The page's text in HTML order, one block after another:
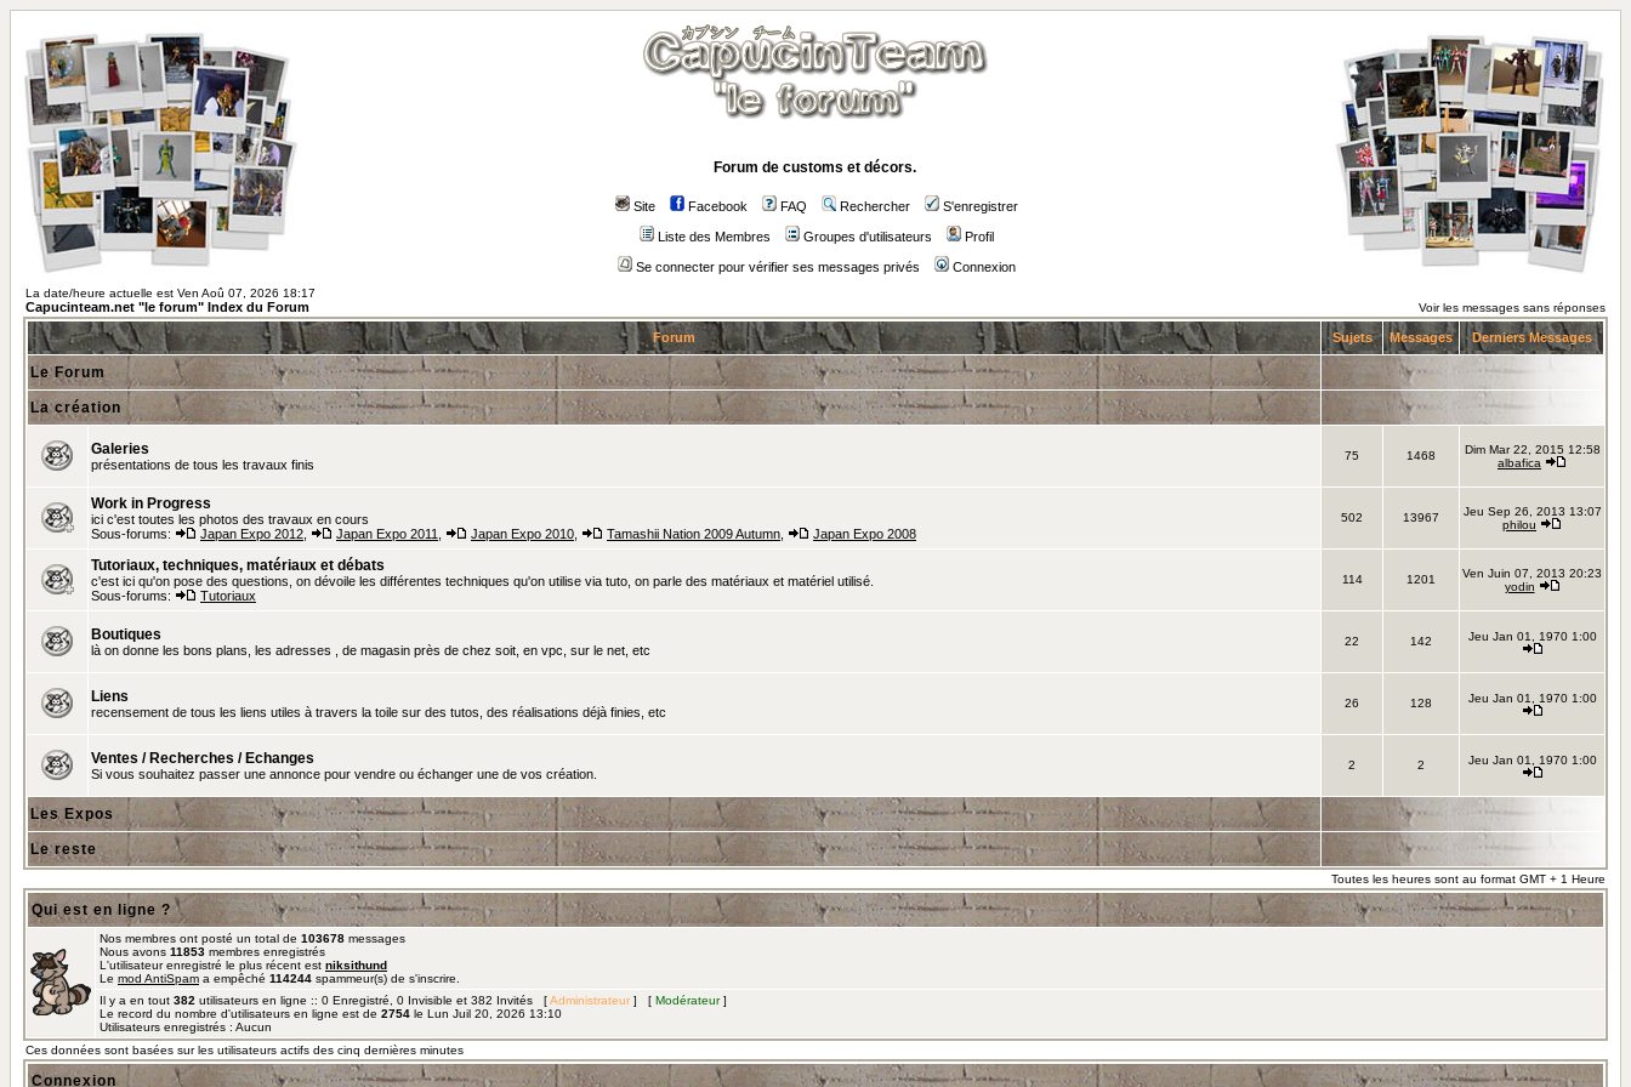
Forum de customs et décors.
Site Facebook FAQ Rechercher S'enregistrer
Liste des Membres Groupes d'utilisateurs Profil
Se connecter pour vérifier ses messages privés Connexion
La date/heure actuelle est Ven Aoû 07, 2026 18:17
Capucinteam.net "le forum" Index du Forum Voir les messages sans réponses
Forum Sujets Messages Derniers Messages
Le Forum
La création
Galeries
présentations de tous les travaux finis
75 1468
Dim Mar 22, 2015 12:58
albafica
Work in Progress
ici c'est toutes les photos des travaux en cours
Sous-forums:
Japan Expo 2012 Japan Expo 2011 Japan Expo 2010 Tamashii Nation 2009 Autumn Japan Expo 2008
502 13967
Jeu Sep 26, 2013 13:07
philou
Tutoriaux, techniques, matériaux et débats
c'est ici qu'on pose des questions, on dévoile les différentes techniques qu'on utilise via tuto, on parle des matériaux et matériel utilisé.
Sous-forums:
Tutoriaux
114 1201
Ven Juin 07, 2013 20:23
yodin
Boutiques
là on donne les bons plans, les adresses , de magasin près de chez soit, en vpc, sur le net, etc
22 142 Jeu Jan 01, 1970 1:00
Liens
recensement de tous les liens utiles à travers la toile sur des tutos, des réalisations déjà finies, etc
26 128 Jeu Jan 01, 1970 1:00
Ventes / Recherches / Echanges
Si vous souhaitez passer une annonce pour vendre ou échanger une de vos création.
2 2 Jeu Jan 01, 1970 1:00
Les Expos
Le reste
Toutes les heures sont au format GMT + 1 Heure
Qui est en ligne ?
Nos membres ont posté un total de 103678 messages
Nous avons 11853 membres enregistrés
L'utilisateur enregistré le plus récent est niksithund
Le mod AntiSpam a empêché 114244 spammeur(s) de s'inscrire.
Il y a en tout 382 utilisateurs en ligne :: 0 Enregistré, 0 Invisible et 382 Invités [Administrateur ] [ Modérateur]
Le record du nombre d'utilisateurs en ligne est de 2754 le Lun Juil 20, 2026 13:10
Utilisateurs enregistrés : Aucun
Ces données sont basées sur les utilisateurs actifs des cinq dernières minutes
Connexion